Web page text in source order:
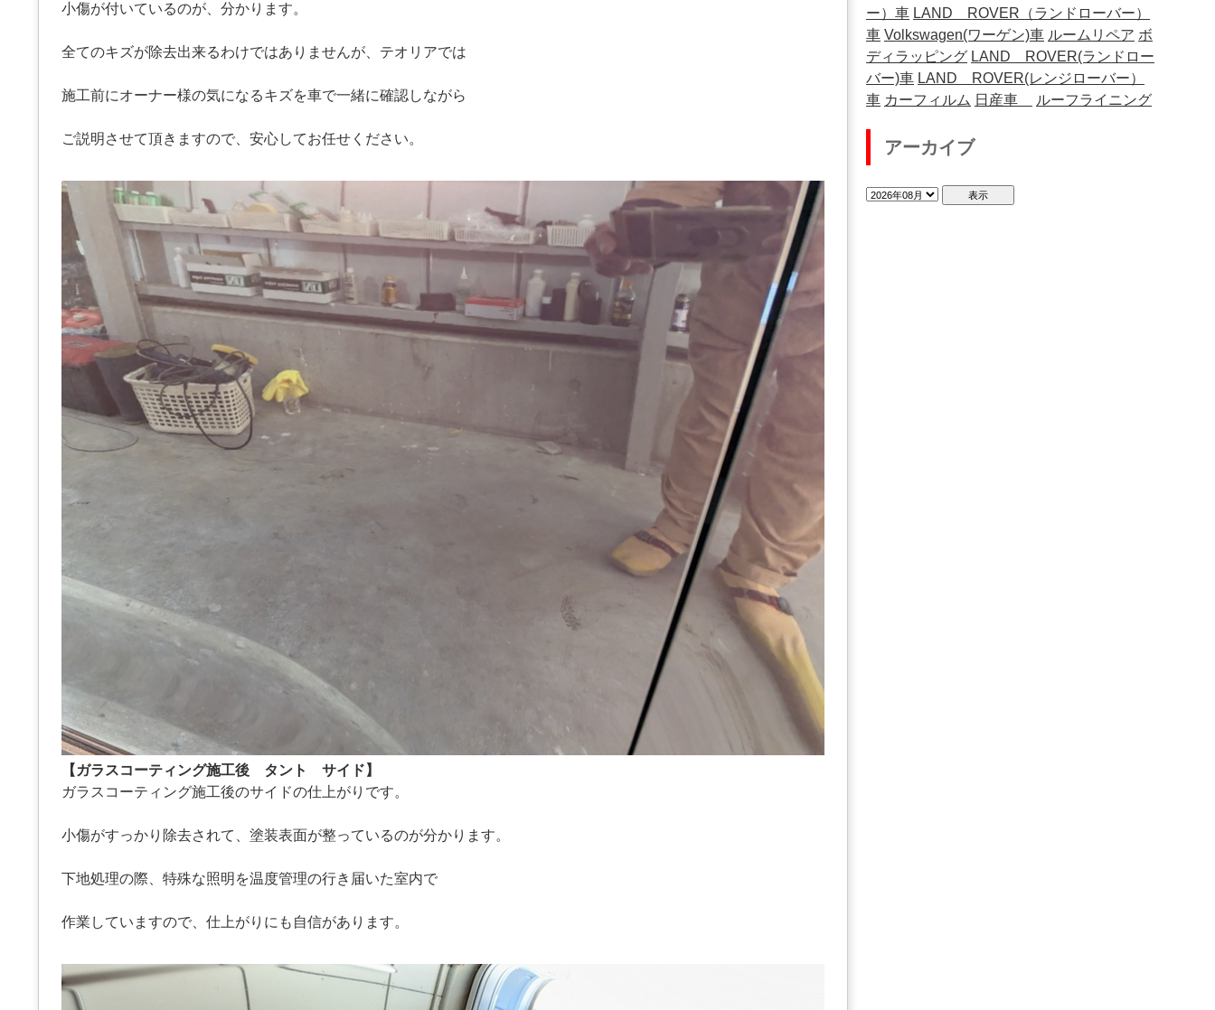
小傷が付いているのが、分かります。
全てのキズが除去出来るわけではありませんが、テオリアでは
施工前にオーナー様の気になるキズを車で一緒に確認しながら
ご説明させて頂きますので、安心してお任せください。
【ガラスコーティング施工後 タント サイド】
ガラスコーティング施工後のサイドの仕上がりです。
小傷がすっかり除去されて、塗装表面が整っているのが分かります。
下地処理の際、特殊な照明を温度管理の行き届いた室内で
作業していますので、仕上がりにも自信があります。
ー）車 LAND ROVER（ランドローバー）
車 Volkswagen(ワーゲン)車 ルームリペア ボ
ディラッピング LAND ROVER(ランドロー
バー)車 LAND ROVER(レンジローバー）
車 カーフィルム 日産車 ルーフライニング
アーカイブ